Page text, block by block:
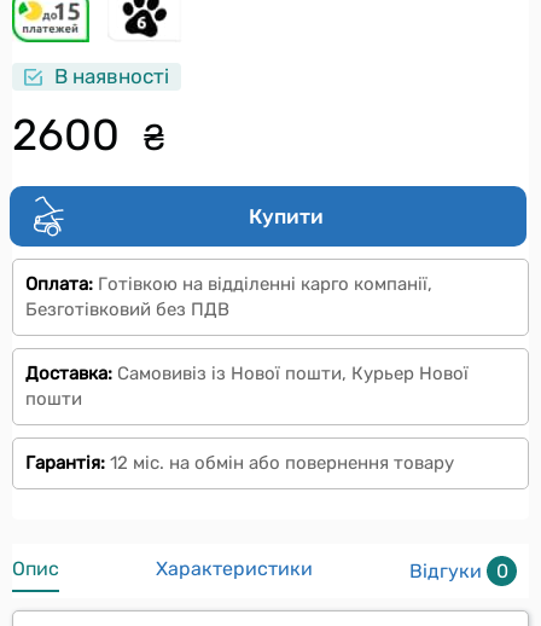
В наявності
2600 ₴
Купити
Оплата: Готівкою на відділенні карго компанії,
Безготівковий без ПДВ
Доставка: Самовивіз із Нової пошти, Курьер Нової
пошти
Гарантія: 12 міс. на обмін або повернення товару
Опис Характеристики Відгуки 0